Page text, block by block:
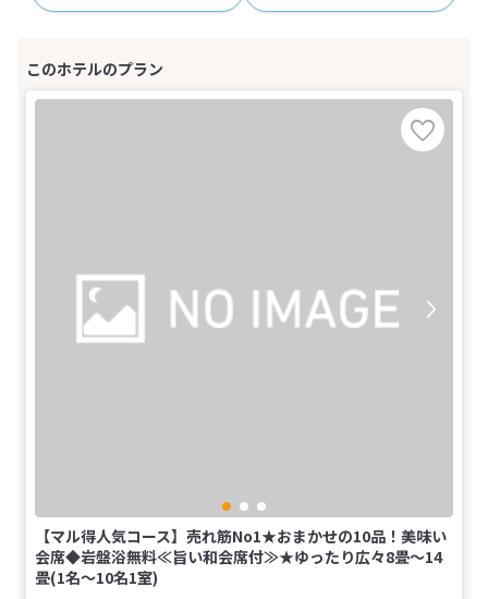
【マル得人気コース】売れ筋No1★おまかせの10品！美味い
会席◆岩盤浴無料≪旨い和会席付≫★ゆったり広々8畳～14
畳(1名～10名1室)